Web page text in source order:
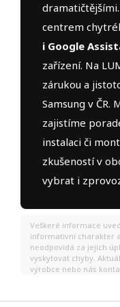
dramatičtějšími.
centrem
i Google
zařízení. Na
zárukou a
Samsung v ČR.
zajistíme
instalaci či
zkušeností v
vybrat i
Veškeré informace
informativní charakter a
neodpovídá za jejich
vyskytovat chyby.
výrobce nebo nás